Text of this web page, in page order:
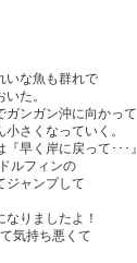
いな魚も群れで
た。
ガンガン沖に向かって
さくなっていく。
早く岸に戻って･･･』
ルフィンの
ジャンプして
りましたよ！
気持ち悪くて